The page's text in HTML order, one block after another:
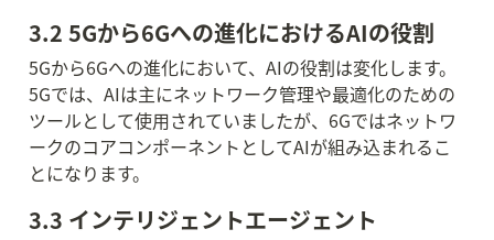
3.2 5Gから6Gへの進化におけるAIの役割
5Gから6Gへの進化において、AIの役割は変化します。
5Gでは、AIは主にネットワーク管理や最適化のための
ツールとして使用されていましたが、6Gではネットワ
ークのコアコンポーネントとしてAIが組み込まれるこ
とになります。
3.3 インテリジェントエージェント